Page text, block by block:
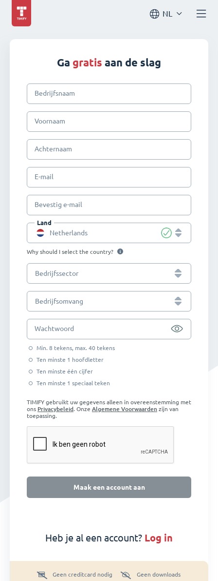
NL
Ga gratis aan de slag
Bedrijfsnaam
Voornaam
Achternaam
E-mail
Bevestig e-mail
Land
Netherlands
Why should I select the country?
Bedrijfssector
Bedrijfsomvang
Wachtwoord
Min. 8 tekens, max. 40 tekens
Ten minste 1 hoofdletter
Ten minste één cijfer
Ten minste 1 speciaal teken
TIMIFY gebruikt uw gegevens alleen in overeenstemming met
ons Privacybeleid. Onze Algemene Voorwaarden zijn van
toepassing.
Maak een account aan
Heb je al een account? log in
Geen creditcard nodig Geen downloads